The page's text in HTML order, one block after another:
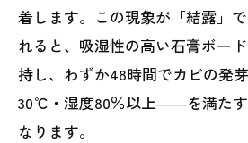
着します。この現象が「結露」
れると、吸湿性の高い石膏ボー
持し、わずか48時間でカビの発
30℃・湿度80％以上――を満たす
なります。